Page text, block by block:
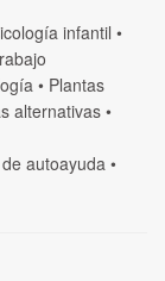
infantil •
• Plantas
alternativas •
autoayuda •